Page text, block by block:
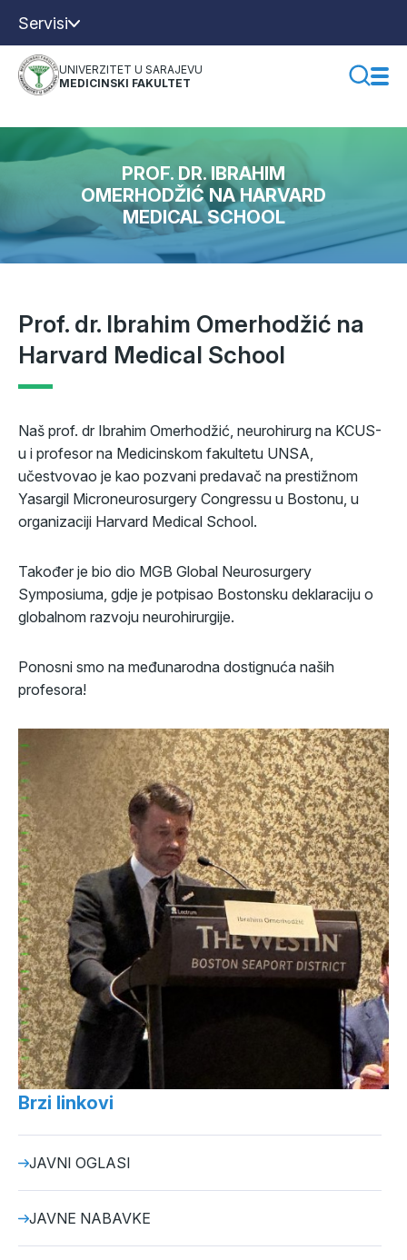
Servisi
UNIVERZITET U SARAJEVU
MEDICINSKI FAKULTET
PROF. DR. IBRAHIM
OMERHODŽIĆ NA HARVARD
MEDICAL SCHOOL
Prof. dr. Ibrahim Omerhodžić na
Harvard Medical School
Naš prof. dr Ibrahim Omerhodžić, neurohirurg na KCUS-
u i profesor na Medicinskom fakultetu UNSA,
učestvovao je kao pozvani predavač na prestižnom
Yasargil Microneurosurgery Congressu u Bostonu, u
organizaciji Harvard Medical School.
Također je bio dio MGB Global Neurosurgery
Symposiuma, gdje je potpisao Bostonsku deklaraciju o
globalnom razvoju neurohirurgije.
Ponosni smo na međunarodna dostignuća naših
profesora!
Brzi linkovi
JAVNI OGLASI
JAVNE NABAVKE